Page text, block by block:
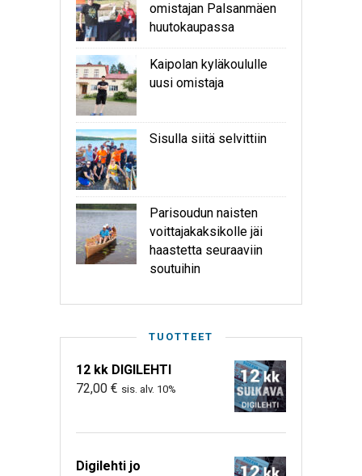
omistajan Palsanmäen
huutokaupassa
Kaipolan kyläkoululle
uusi omistaja
Sisulla siitä selvittiin
Parisoudun naisten
voittajakaksikolle jäi
haastetta seuraaviin
soutuihin
TUOTTEET
12 kk DIGILEHTI
72,00 € sis. alv. 10%
Digilehti jo